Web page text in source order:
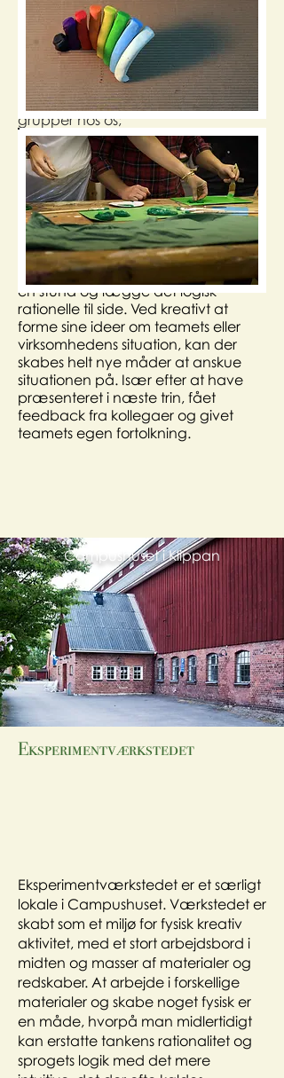
Bedre forståelse af din organisations
kerneværdier, visioner og
udfordringer er ofte et tema for
grupper hos os;
Eller for at få et dybere indblik i
kernen af ​​teamets vigtigste projekt;
Eller for at få nye perspektiver på et
mere personligt dilemma. Så kan en
øvelse i Eksperimentværkstedet give
nye perspektiver og løsninger.
Tanken er at forlade mødelokalet for
en stund og lægge det logisk
rationelle til side. Ved kreativt at
forme sine ideer om teamets eller
virksomhedens situation, kan der
skabes helt nye måder at anskue
situationen på. Især efter at have
præsenteret i næste trin, fået
feedback fra kollegaer og givet
teamets egen fortolkning.
Campushuset i Klippan
Eksperimentværkstedet
Eksperimentværkstedet er et særligt
lokale i Campushuset. Værkstedet er
skabt som et miljø for fysisk kreativ
aktivitet, med et stort arbejdsbord i
midten og masser af materialer og
redskaber. At arbejde i forskellige
materialer og skabe noget fysisk er
en måde, hvorpå man midlertidigt
kan erstatte tankens rationalitet og
sprogets logik med det mere